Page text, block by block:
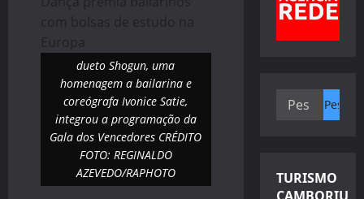
dueto Shogun, uma
homenagem a bailarina e
coreógrafa Ivonice Satie,
integrou a programação da
Gala dos Vencedores CRÉDITO
FOTO: REGINALDO
AZEVEDO/RAPHOTO
Pesquisar
TURISMO